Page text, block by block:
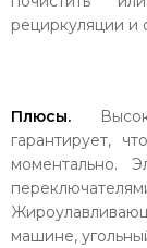
рециркуляции и
Плюсы.
гарантирует,
моментально.
машине,